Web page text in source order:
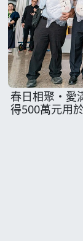
春日相聚・愛
得500萬元用